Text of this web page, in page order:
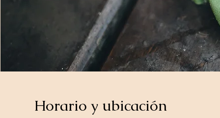
Horario y ubicación